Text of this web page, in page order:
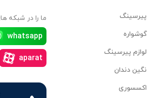
پیرسینگ
گوشواره
لوازم پیرسینگ
نگین دندان
اکسسوری
ما را در شبکه
whatsapp
aparat